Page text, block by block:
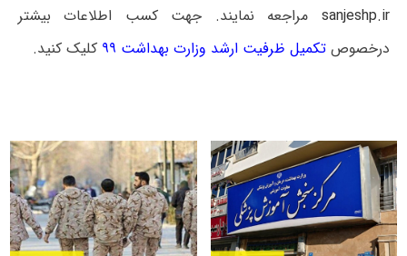
sanjeshp.ir مراجعه نمایند. جهت کسب اطلاعات بیشتر
درخصوصتکمیل ظرفیت ارشد وزارت بهداشت ۹۹ کلیک کنید.